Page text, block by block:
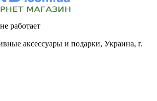
работает
аксессуары и подарки, Украина, г.